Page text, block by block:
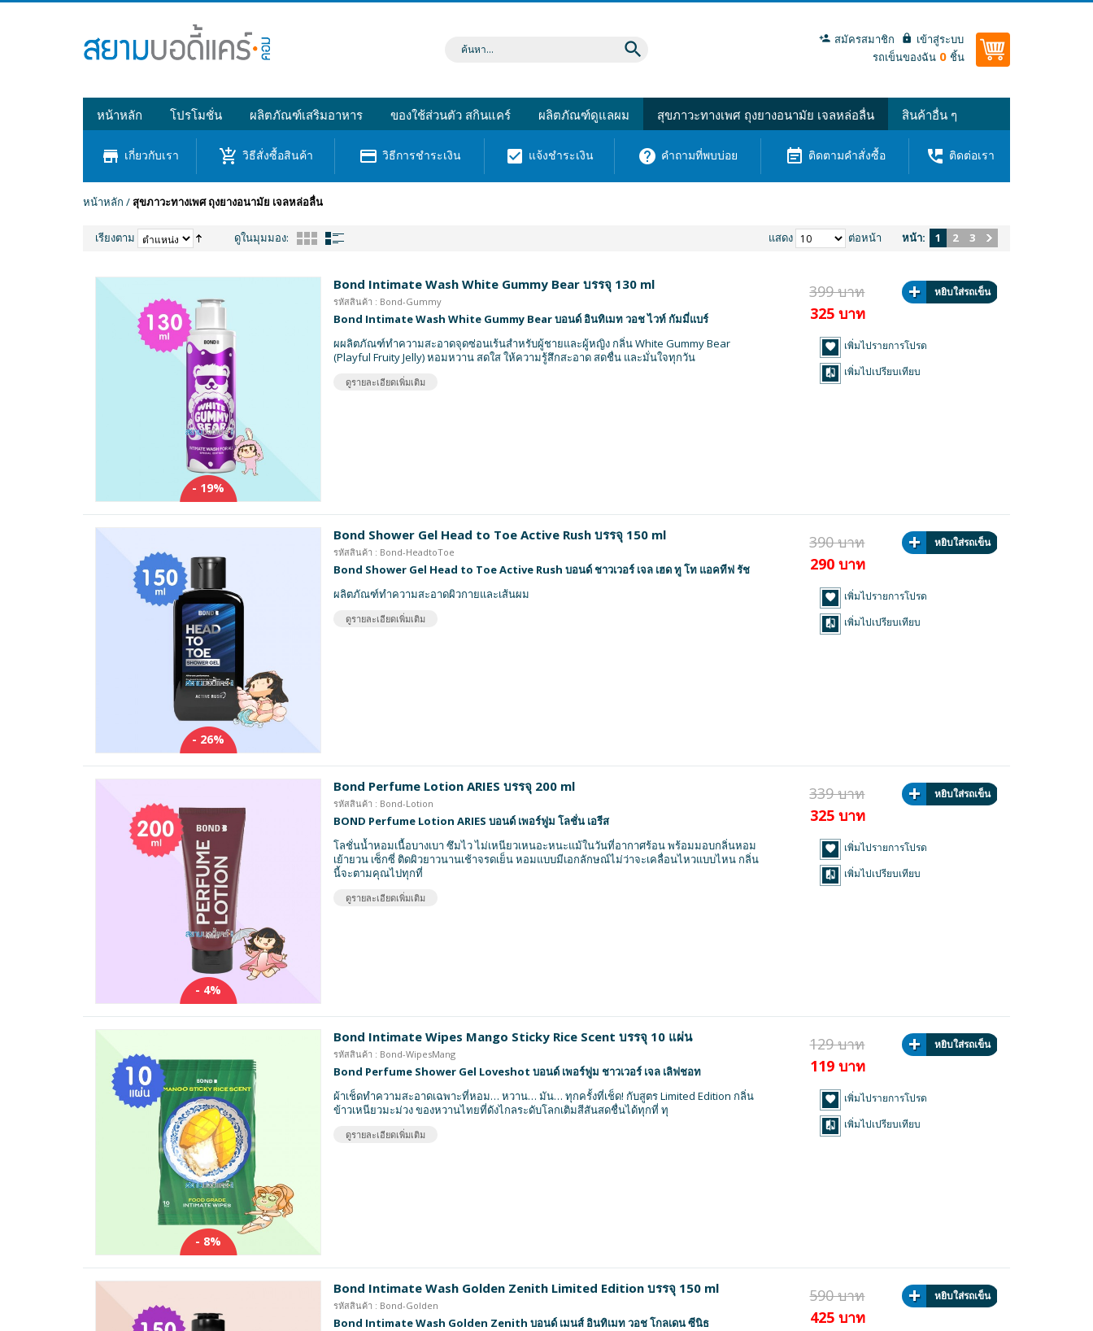
รถเข็นของฉัน 0 ชิ้น
สมัครสมาชิก เข้าสู่ระบบ
search
หน้าหลัก โปรโมชั่น ผลิตภัณฑ์เสริมอาหาร ของใช้ส่วนตัว สกินแคร์ ผลิตภัณฑ์ดูแลผม สุขภาวะทางเพศ ถุงยางอนามัย เจลหล่อลื่น สินค้าอื่น ๆ
store เกี่ยวกับเรา add_shopping_cart วิธีสั่งซื้อสินค้า credit_card วิธีการชำระเงิน check_box แจ้งชำระเงิน help คำถามที่พบบ่อย event_note ติดตามคำสั่งซื้อ perm_phone_msg ติดต่อเรา
หน้าหลัก /สุขภาวะทางเพศ ถุงยางอนามัย เจลหล่อลื่น
เรียงตาม ดูในมุมมอง: หน้า: 1 2 3
แสดง ต่อหน้า
- 19%
Bond Intimate Wash White Gummy Bear บรรจุ 130 ml
รหัสสินค้า : Bond-Gummy
Bond Intimate Wash White Gummy Bear บอนด์ อินทิเมท วอช ไวท์ กัมมี่แบร์
ผผลิตภัณฑ์ทำความสะอาดจุดซ่อนเร้นสำหรับผู้ชายและผู้หญิง กลิ่น White Gummy Bear
(Playful Fruity Jelly) หอมหวาน สดใส ให้ความรู้สึกสะอาด สดชื่น และมั่นใจทุกวัน
ดูรายละเอียดเพิ่มเติม
399 บาท
325 บาท
หยิบใส่รถเข็น
เพิ่มไปรายการโปรด
เพิ่มไปเปรียบเทียบ
- 26%
Bond Shower Gel Head to Toe Active Rush บรรจุ 150 ml
รหัสสินค้า : Bond-HeadtoToe
Bond Shower Gel Head to Toe Active Rush บอนด์ ชาวเวอร์ เจล เฮด ทู โท แอคทีฟ รัช
ผลิตภัณฑ์ทำความสะอาดผิวกายและเส้นผม
ดูรายละเอียดเพิ่มเติม
390 บาท
290 บาท
หยิบใส่รถเข็น
เพิ่มไปรายการโปรด
เพิ่มไปเปรียบเทียบ
- 4%
Bond Perfume Lotion ARIES บรรจุ 200 ml
รหัสสินค้า : Bond-Lotion
BOND Perfume Lotion ARIES บอนด์ เพอร์ฟูม โลชั่น เอรีส
โลชั่นน้ำหอมเนื้อบางเบา ซึมไว ไม่เหนียวเหนอะหนะแม้ในวันที่อากาศร้อน พร้อมมอบกลิ่นหอม
เย้ายวน เซ็กซี่ ติดผิวยาวนานเช้าจรดเย็น หอมแบบมีเอกลักษณ์ไม่ว่าจะเคลื่อนไหวแบบไหน กลิ่น
นี้จะตามคุณไปทุกที่
ดูรายละเอียดเพิ่มเติม
339 บาท
325 บาท
หยิบใส่รถเข็น
เพิ่มไปรายการโปรด
เพิ่มไปเปรียบเทียบ
- 8%
Bond Intimate Wipes Mango Sticky Rice Scent บรรจุ 10 แผ่น
รหัสสินค้า : Bond-WipesMang
Bond Perfume Shower Gel Loveshot บอนด์ เพอร์ฟูม ชาวเวอร์ เจล เลิฟชอท
ผ้าเช็ดทำความสะอาดเฉพาะที่หอม… หวาน… มัน… ทุกครั้งที่เช็ด! กับสูตร Limited Edition กลิ่น
ข้าวเหนียวมะม่วง ของหวานไทยที่ดังไกลระดับโลกเติมสีสันสดชื่นได้ทุกที่ ทุ
ดูรายละเอียดเพิ่มเติม
129 บาท
119 บาท
หยิบใส่รถเข็น
เพิ่มไปรายการโปรด
เพิ่มไปเปรียบเทียบ
Bond Intimate Wash Golden Zenith Limited Edition บรรจุ 150 ml
รหัสสินค้า : Bond-Golden
Bond Intimate Wash Golden Zenith บอนด์ เมนส์ อินทิเมท วอช โกลเดน ซีนิธ
590 บาท
425 บาท
หยิบใส่รถเข็น